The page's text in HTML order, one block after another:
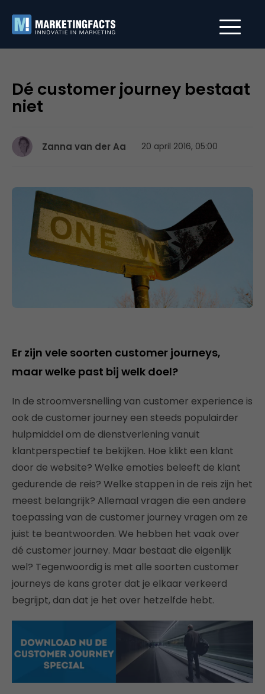
Dé customer journey bestaat
niet
Zanna van der Aa 20 april 2016, 05:00
Er zijn vele soorten customer journeys,
maar welke past bij welk doel?
In de stroomversnelling van customer experience is
ook de customer journey een steeds populairder
hulpmiddel om de dienstverlening vanuit
klantperspectief te bekijken. Hoe klikt een klant
door de website? Welke emoties beleeft de klant
gedurende de reis? Welke stappen in de reis zijn het
meest belangrijk? Allemaal vragen die een andere
toepassing van de customer journey vragen om ze
juist te beantwoorden. We hebben het vaak over
dé customer journey. Maar bestaat die eigenlijk
wel? Tegenwoordig is met alle soorten customer
journeys de kans groter dat je elkaar verkeerd
begrijpt, dan dat je het over hetzelfde hebt.